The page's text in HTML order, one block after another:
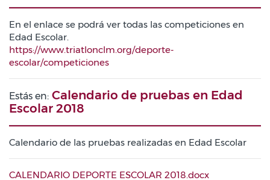
En el enlace se podrá ver todas las competiciones en
Edad Escolar.
https://www.triatlonclm.org/deporte-
escolar/competiciones
Estás en: Calendario de pruebas en Edad
Escolar 2018
Calendario de las pruebas realizadas en Edad Escolar
CALENDARIO DEPORTE ESCOLAR 2018.docx